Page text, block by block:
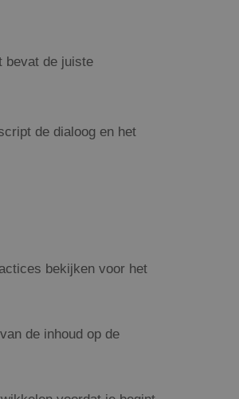
bevat de juiste
de dialoog en het
bekijken voor het
de inhoud op de